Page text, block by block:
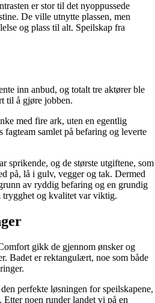
er stor til det nyoppussede
De ville utnytte plassen, men
og plass til alt. Speilskap fra
inn anbud, og totalt tre aktører ble
til å gjøre jobben.
med fire ark, uten en egentlig
samlet på befaring og leverte
sprikende, og de største utgiftene, som
på, lå i gulv, vegger og tak. Dermed
av ryddig befaring og en grundig
trygghet og kvalitet var viktig.
gikk de gjennom ønsker og
Badet er rektangulært, noe som både
perfekte løsningen for speilskapene,
noen runder landet vi på en